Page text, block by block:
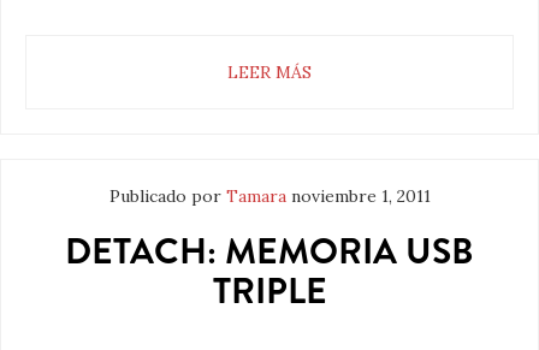
LEER MÁS
Publicado por Tamara noviembre 1, 2011
DETACH: MEMORIA USB
TRIPLE